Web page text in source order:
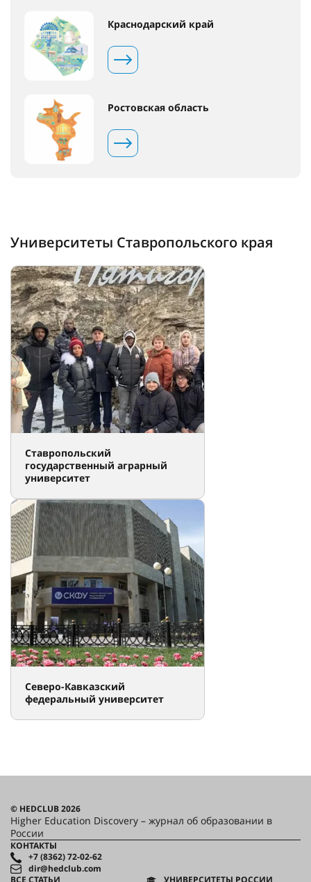
Краснодарский край
Ростовская область
Университеты Ставропольского края
Ставропольский
государственный аграрный
университет
Северо-Кавказский
федеральный университет
© HEDCLUB 2026
Higher Education Discovery – журнал об образовании в
России
КОНТАКТЫ
+7 (8362) 72-02-62
dir@hedclub.com